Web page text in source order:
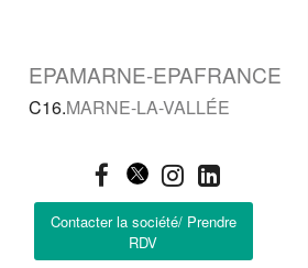
EPAMARNE-EPAFRANCE
C16.MARNE-LA-VALLÉE
Contacter la société/ Prendre
RDV